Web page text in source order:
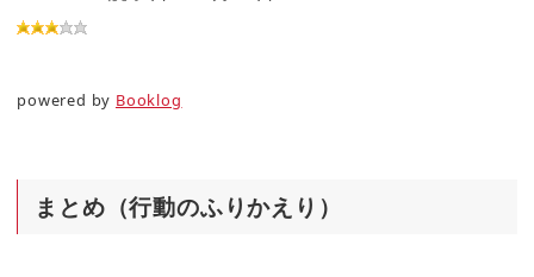
powered by Booklog
まとめ（行動のふりかえり）